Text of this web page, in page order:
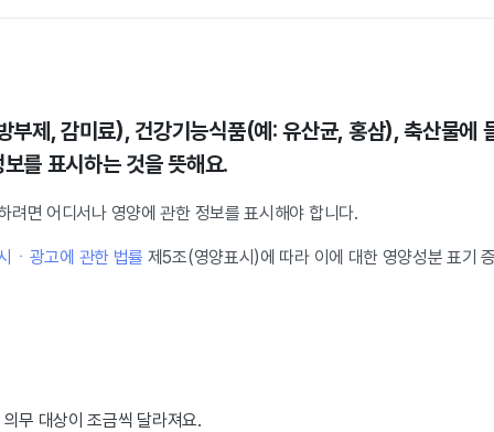
부제, 감미료), 건강기능식품(예: 유산균, 홍삼), 축산물에
를 표시하는 것을 뜻해요.
려면 어디서나 영양에 관한 정보를 표시해야 합니다.
ㆍ광고에 관한 법률 제5조(영양표시)에 따라 이에 대한 영양성분 표기
무 대상이 조금씩 달라져요.